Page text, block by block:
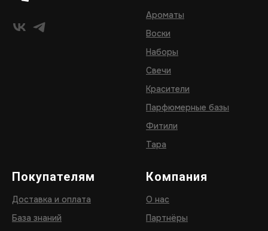
Ароматы
Воски
Наборы
Свечи
Красители
Парфюмерные базы
Фитили
Тара
Покупателям
Доставка и оплата
База знаний
Компания
О нас
Партнёры